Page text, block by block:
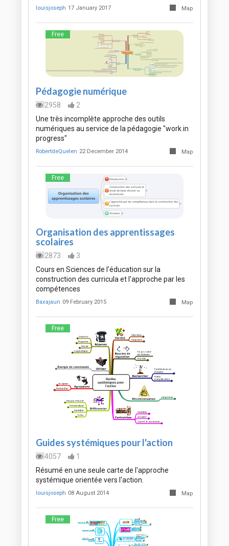
louisjoseph 17 January 2017 Map
Free
Pédagogie numérique
2958
2
Une très incomplète approche des outils
numériques au service de la pédagogie "work in
progress"
RobertdeQuelen 22 December 2014 Map
Free
Organisation des apprentissages
scolaires
2873
3
Cours en Sciences de l'éducation sur la
construction des curricula et l'approche par les
compétences
Baxajaun 09 February 2015 Map
Free
Guides systémiques pour l'action
4057
1
Résumé en une seule carte de l'approche
systémique orientée vers l'action.
louisjoseph 08 August 2014 Map
Free